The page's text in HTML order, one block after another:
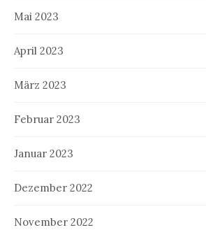
Mai 2023
April 2023
März 2023
Februar 2023
Januar 2023
Dezember 2022
November 2022